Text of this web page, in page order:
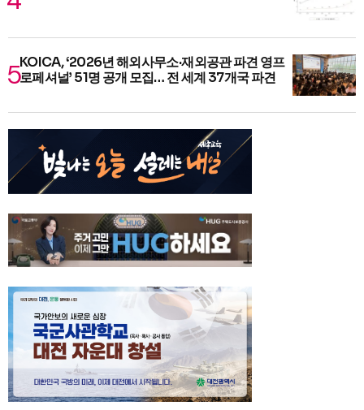
KOICA, ‘2026년 해외사무소·재외공관 파견 영프
로페셔널’ 51명 공개 모집… 전 세계 37개국 파견